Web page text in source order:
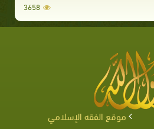
3658
موقع الفقه الإسلامي